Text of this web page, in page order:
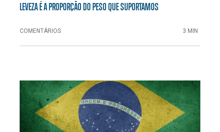
LEVEZA É A PROPORÇÃO DO PESO QUE SUPORTAMOS
COMENTÁRIOS 3 MIN